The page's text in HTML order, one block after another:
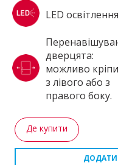
LED освітлення
дверцята:
можливо
з лівого або з
правого боку.
Де купити
ДОДАТИ